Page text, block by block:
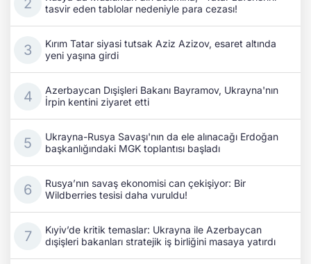
tasvir eden tablolar nedeniyle para cezası!
Kırım Tatar siyasi tutsak Aziz Azizov, esaret altında
yeni yaşına girdi
Azerbaycan Dışişleri Bakanı Bayramov, Ukrayna'nın
İrpin kentini ziyaret etti
Ukrayna-Rusya Savaşı'nın da ele alınacağı Erdoğan
başkanlığındaki MGK toplantısı başladı
Rusya’nın savaş ekonomisi can çekişiyor: Bir
Wildberries tesisi daha vuruldu!
Kıyiv’de kritik temaslar: Ukrayna ile Azerbaycan
dışişleri bakanları stratejik iş birliğini masaya yatırdı